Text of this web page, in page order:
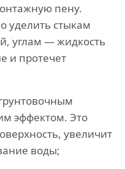
пену.
уделить стыкам
углам — жидкость
и протечет
эффектом. Это
увеличит
воды;